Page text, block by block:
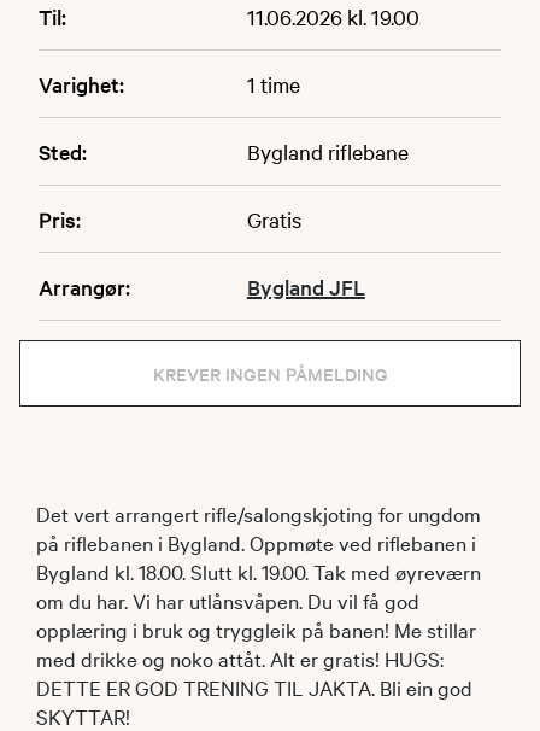
Til: 11.06.2026 kl. 19.00
Varighet: 1 time
Sted: Bygland riflebane
Pris: Gratis
Arrangør: Bygland JFL
KREVER INGEN PÅMELDING
Det vert arrangert rifle/salongskjoting for ungdom
på riflebanen i Bygland. Oppmøte ved riflebanen i
Bygland kl. 18.00. Slutt kl. 19.00. Tak med øyreværn
om du har. Vi har utlånsvåpen. Du vil få god
opplæring i bruk og tryggleik på banen! Me stillar
med drikke og noko attåt. Alt er gratis! HUGS:
DETTE ER GOD TRENING TIL JAKTA. Bli ein god
SKYTTAR!